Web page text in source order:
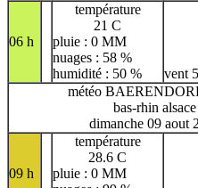
06 h
température
21 C
pluie : 0 MM
nuages : 58 %
humidité : 50 %
vent
météo
bas-rhin alsace
dimanche 09 aout
09 h
température
28.6 C
pluie : 0 MM